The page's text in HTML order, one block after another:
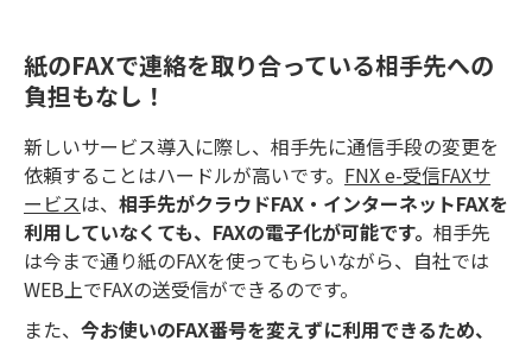
紙のFAXで連絡を取り合っている相手先への
負担もなし！
新しいサービス導入に際し、相手先に通信手段の変更を
依頼することはハードルが高いです。 FNX e-受信FAXサ
ービスは、 相手先がクラウドFAX・インターネットFAXを
利用していなくても、FAXの電子化が可能です。 相手先
は今まで通り紙のFAXを使ってもらいながら、自社では
WEB上でFAXの送受信ができるのです。
また、 今お使いのFAX番号を変えずに利用できるため、